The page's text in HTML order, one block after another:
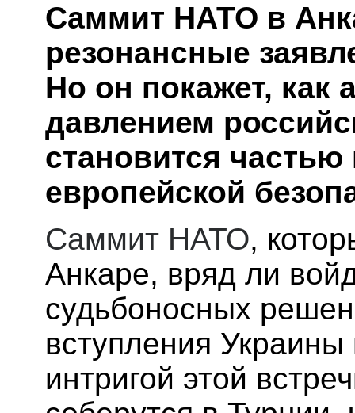
Саммит НАТО в
резонансные
Но он покажет, как
давлением
становится
европейской
Саммит НАТО,
Анкаре, вряд ли
судьбоносных
вступления Украины
интригой этой